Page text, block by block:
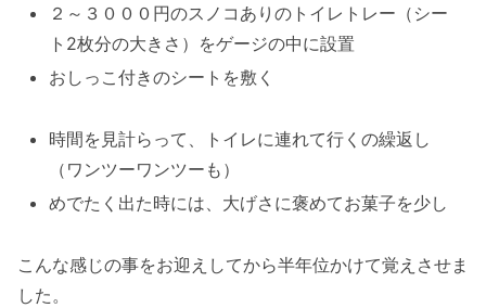
２～３０００円のスノコありのトイレトレー（シー
ト2枚分の大きさ）をゲージの中に設置
おしっこ付きのシートを敷く
時間を見計らって、トイレに連れて行くの繰返し
（ワンツーワンツーも）
めでたく出た時には、大げさに褒めてお菓子を少し
こんな感じの事をお迎えしてから半年位かけて覚えさせま
した。